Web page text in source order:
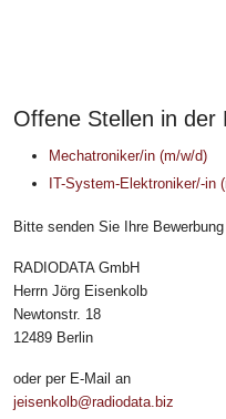
Offene Stellen in der
Mechatroniker/in (m/w/d)
IT-System-Elektroniker/-in
Bitte senden Sie Ihre
RADIODATA GmbH
Herrn Jörg Eisenkolb
Newtonstr. 18
12489 Berlin
oder per E-Mail an
jeisenkolb@radiodata.biz